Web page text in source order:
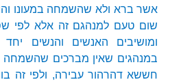
אשר ברא ולא שהשמחה במעונו
שום טעם למנהגם זה אלא לפי
ומושיבים האנשים והנשים
במנהגים שאין מברכים שהשמחה
חששא דהרהור עבירה, ולפי זה